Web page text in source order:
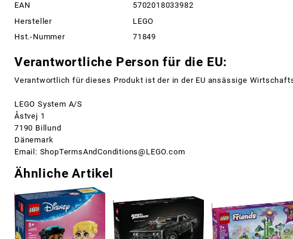
EAN
5702018033982
Hersteller
LEGO
Hst.-Nummer
71849
Verantwortliche Person für die EU:
Verantwortlich für dieses Produkt ist der in der EU ansässige
LEGO System A/S
Åstvej 1
7190 Billund
Dänemark
Email: ShopTermsAndConditions@LEGO.com
Ähnliche Artikel